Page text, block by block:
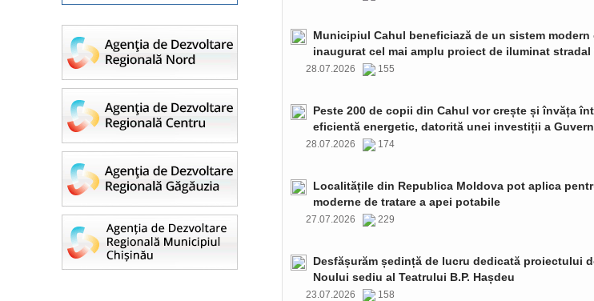
Municipiul Cahul beneficiază de un sistem
inaugurat cel mai amplu proiect de iluminat
28.07.2026 155
Peste 200 de copii din Cahul vor crește și învăța
eficientă energetic, datorită unei investiții a
28.07.2026 174
Localitățile din Republica Moldova pot aplica
moderne de tratare a apei potabile
27.07.2026 229
Desfășurăm ședință de lucru dedicată proiectului
Noului sediu al Teatrului B.P. Hașdeu
23.07.2026 158